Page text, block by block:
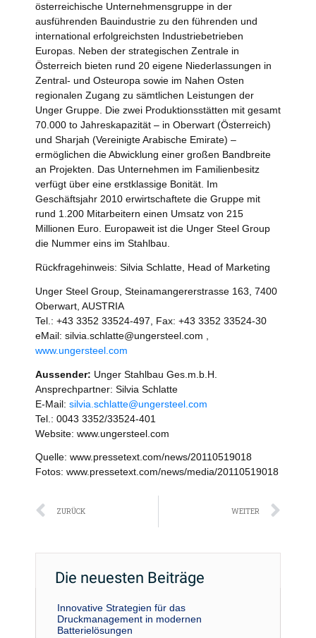
österreichische Unternehmensgruppe in der
ausführenden Bauindustrie zu den führenden und
international erfolgreichsten Industriebetrieben
Europas. Neben der strategischen Zentrale in
Österreich bieten rund 20 eigene Niederlassungen in
Zentral- und Osteuropa sowie im Nahen Osten
regionalen Zugang zu sämtlichen Leistungen der
Unger Gruppe. Die zwei Produktionsstätten mit gesamt
70.000 to Jahreskapazität – in Oberwart (Österreich)
und Sharjah (Vereinigte Arabische Emirate) –
ermöglichen die Abwicklung einer großen Bandbreite
an Projekten. Das Unternehmen im Familienbesitz
verfügt über eine erstklassige Bonität. Im
Geschäftsjahr 2010 erwirtschaftete die Gruppe mit
rund 1.200 Mitarbeitern einen Umsatz von 215
Millionen Euro. Europaweit ist die Unger Steel Group
die Nummer eins im Stahlbau.
Rückfragehinweis: Silvia Schlatte, Head of Marketing
Unger Steel Group, Steinamangererstrasse 163, 7400
Oberwart, AUSTRIA
Tel.: +43 3352 33524-497, Fax: +43 3352 33524-30
eMail: silvia.schlatte@ungersteel.com ,
www.ungersteel.com
Aussender: Unger Stahlbau Ges.m.b.H.
Ansprechpartner: Silvia Schlatte
E-Mail: silvia.schlatte@ungersteel.com
Tel.: 0043 3352/33524-401
Website: www.ungersteel.com
Quelle: www.pressetext.com/news/20110519018
Fotos: www.pressetext.com/news/media/20110519018
Zurück
ZURÜCK WEITER
Die neuesten Beiträge
Innovative Strategien für das
Druckmanagement in modernen
Batterielösungen